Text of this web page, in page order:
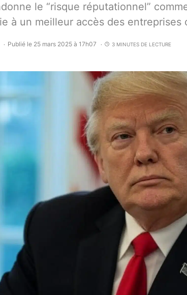
le “risque réputationnel”
à un meilleur accès des
Publié le 25 mars 2025 à 17h07 3 MINUTES DE LECTURE